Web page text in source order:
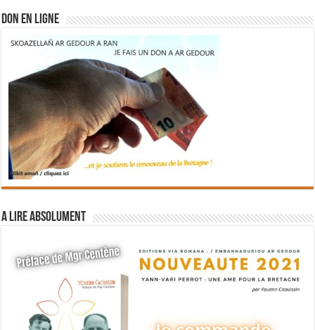
DON EN LIGNE
A lire absolument